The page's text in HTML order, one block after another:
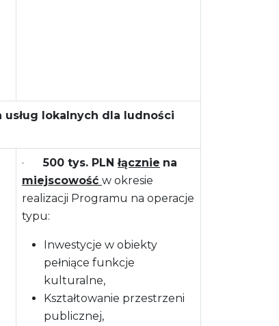
lokalnych dla ludności
·500 tys. PLNłącznie na
miejscowość w okresie
realizacji Programu na operacje
typu:
Inwestycje w obiekty
pełniące funkcje
kulturalne,
Kształtowanie przestrzeni
publicznej,